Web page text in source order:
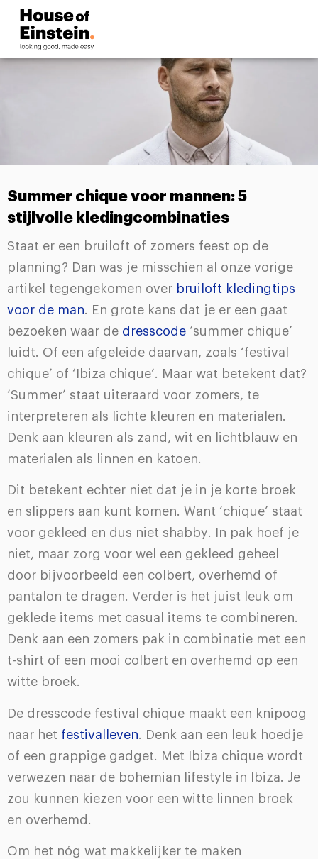
Summer chique voor mannen: 5
stijlvolle kledingcombinaties
Staat er een bruiloft of zomers feest op de
planning? Dan was je misschien al onze vorige
artikel tegengekomen over bruiloft kledingtips
voor de man. En grote kans dat je er een gaat
bezoeken waar de dresscode ‘summer chique’
luidt. Of een afgeleide daarvan, zoals ‘festival
chique’ of ‘Ibiza chique’. Maar wat betekent dat?
‘Summer’ staat uiteraard voor zomers, te
interpreteren als lichte kleuren en materialen.
Denk aan kleuren als zand, wit en lichtblauw en
materialen als linnen en katoen.
Dit betekent echter niet dat je in je korte broek
en slippers aan kunt komen. Want ‘chique’ staat
voor gekleed en dus niet shabby. In pak hoef je
niet, maar zorg voor wel een gekleed geheel
door bijvoorbeeld een colbert, overhemd of
pantalon te dragen. Verder is het juist leuk om
geklede items met casual items te combineren.
Denk aan een zomers pak in combinatie met een
t-shirt of een mooi colbert en overhemd op een
witte broek.
De dresscode festival chique maakt een knipoog
naar het festivalleven. Denk aan een leuk hoedje
of een grappige gadget. Met Ibiza chique wordt
verwezen naar de bohemian lifestyle in Ibiza. Je
zou kunnen kiezen voor een witte linnen broek
en overhemd.
Om het nóg wat makkelijker te maken